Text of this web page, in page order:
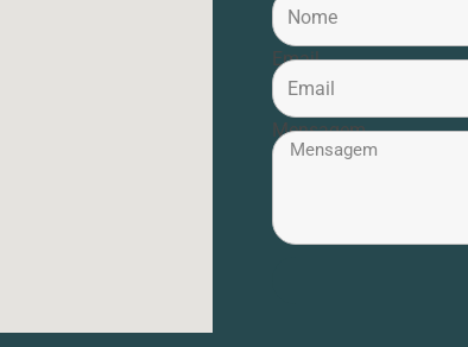
Email
Mensagem